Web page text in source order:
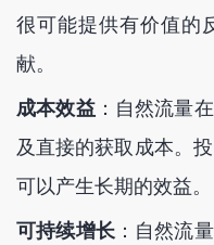
很可能提供有价值的
献。
成本效益：自然流量
及直接的获取成本。
可以产生长期的效益。
可持续增长：自然流